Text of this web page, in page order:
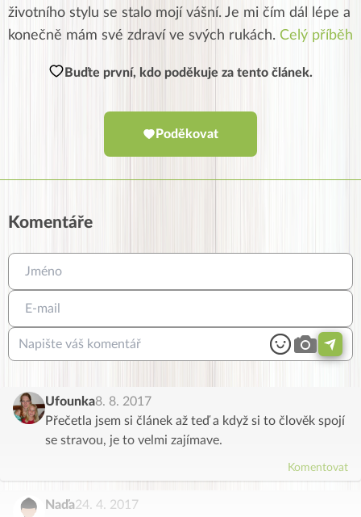
životního stylu se stalo mojí vášní. Je mi čím dál lépe a
konečně mám své zdraví ve svých rukách. Celý příběh
Buďte první, kdo poděkuje za tento článek.
Poděkovat
Komentáře
Ufounka8. 8. 2017
Přečetla jsem si článek až teď a když si to člověk spojí
se stravou, je to velmi zajímave.
Komentovat
Naďa24. 4. 2017